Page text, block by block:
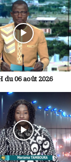
du 06 août 2026